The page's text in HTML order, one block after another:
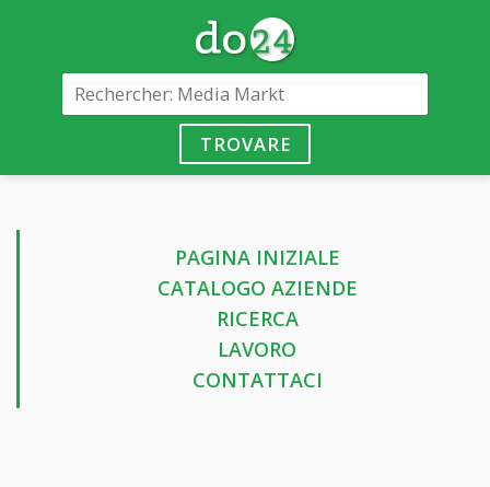
TROVARE
PAGINA INIZIALE
CATALOGO AZIENDE
RICERCA
LAVORO
CONTATTACI